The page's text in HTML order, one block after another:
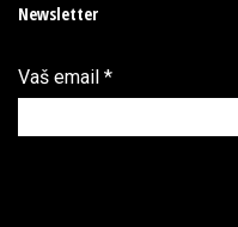
Newsletter
Vaš email *